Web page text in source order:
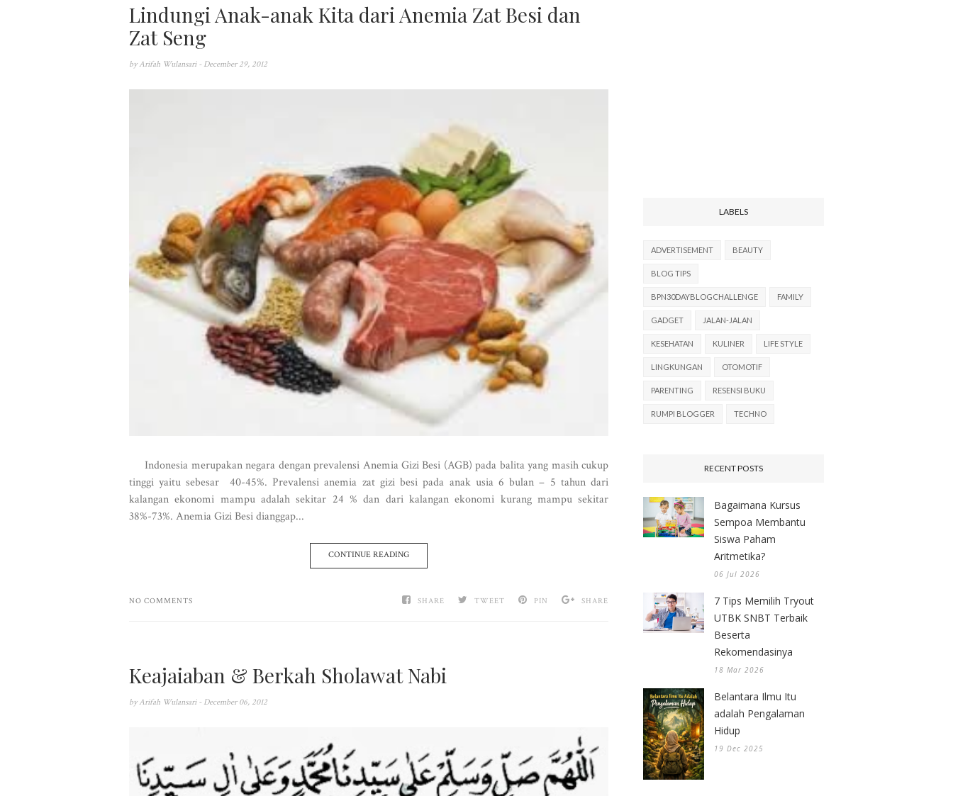
Lindungi Anak-anak Kita dari Anemia Zat Besi dan
Zat Seng
by Arifah Wulansari - December 29, 2012
Indonesia merupakan negara dengan prevalensi Anemia Gizi Besi (AGB) pada balita yang masih cukup
tinggi yaitu sebesar 40-45%. Prevalensi anemia zat gizi besi pada anak usia 6 bulan – 5 tahun dari
kalangan ekonomi mampu adalah sekitar 24 % dan dari kalangan ekonomi kurang mampu sekitar
38%-73%. Anemia Gizi Besi dianggap...
CONTINUE READING
SHARE TWEET PIN SHARE
NO COMMENTS
Keajaiaban & Berkah Sholawat Nabi
by Arifah Wulansari - December 06, 2012
LABELS
ADVERTISEMENT BEAUTY
BLOG TIPS
BPN30DAYBLOGCHALLENGE FAMILY
GADGET JALAN-JALAN
KESEHATAN KULINER LIFE STYLE
LINGKUNGAN OTOMOTIF
PARENTING RESENSI BUKU
RUMPI BLOGGER TECHNO
RECENT POSTS
Bagaimana Kursus
Sempoa Membantu
Siswa Paham
Aritmetika?
06 Jul 2026
7 Tips Memilih Tryout
UTBK SNBT Terbaik
Beserta
Rekomendasinya
18 Mar 2026
Belantara Ilmu Itu
adalah Pengalaman
Hidup
19 Dec 2025